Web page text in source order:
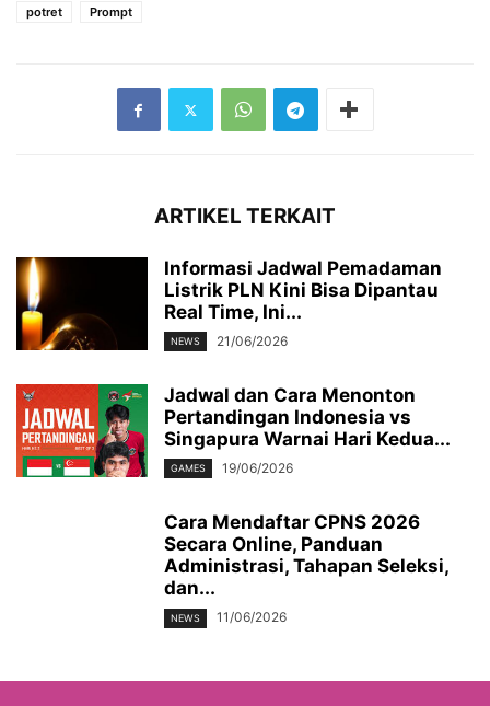
potret
Prompt
ARTIKEL TERKAIT
Informasi Jadwal Pemadaman
Listrik PLN Kini Bisa Dipantau
Real Time, Ini...
NEWS 21/06/2026
Jadwal dan Cara Menonton
Pertandingan Indonesia vs
Singapura Warnai Hari Kedua...
GAMES 19/06/2026
Cara Mendaftar CPNS 2026
Secara Online, Panduan
Administrasi, Tahapan Seleksi,
dan...
NEWS 11/06/2026